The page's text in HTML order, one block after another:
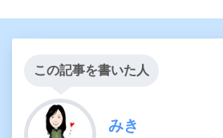
この記事を書いた人
みき